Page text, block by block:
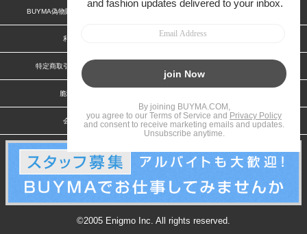
BUYMA偽物販売防止の取り組み BUYMA CARD
利用規約
特定商取引法に関する表記
脆弱性報告
会社案内 スタッフ募集
©2005 Enigmo Inc. All rights reserved.